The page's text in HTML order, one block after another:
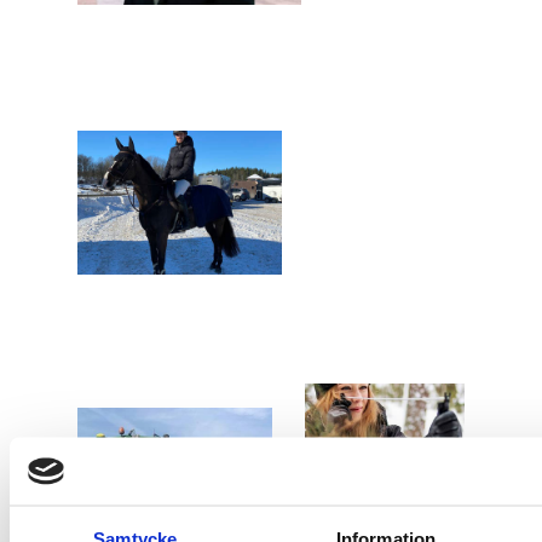
Samtycke Information
Daniel
Siverholm
Elisabeth
Erica